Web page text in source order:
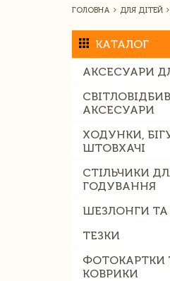
ГОЛОВНА ДЛЯ ДІТЕЙ
КАТАЛОГ
АКСЕСУАРИ
АКСЕСУАРИ
ХОДУНКИ,
ШТОВХАЧІ
СТІЛЬЧИКИ
ГОДУВАННЯ
ШЕЗЛОНГИ
ТЕЗКИ
ФОТОКАРТКИ
КОВРИКИ